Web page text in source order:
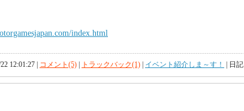
index.html
12:01:27 | コメント(5) トラックバック(1) イベント紹介しま～す！ | 日記